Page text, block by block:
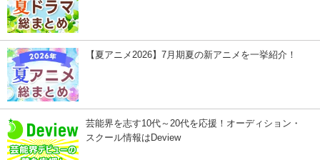
【夏アニメ2026】7月期夏の新アニメを一挙紹介！
芸能界を志す10代～20代を応援！オーディション・
スクール情報はDeview